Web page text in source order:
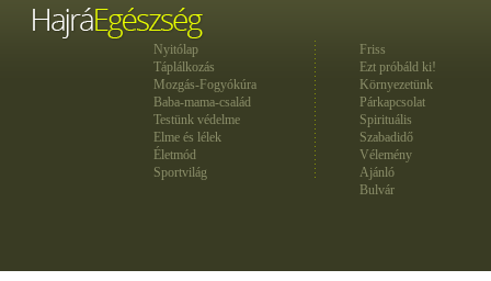
Nyitólap
Táplálkozás
Mozgás-Fogyókúra
Baba-mama-család
Testünk védelme
Elme és lélek
Életmód
Sportvilág
Friss
Ezt próbáld ki!
Környezetünk
Párkapcsolat
Spirituális
Szabadidő
Vélemény
Ajánló
Bulvár